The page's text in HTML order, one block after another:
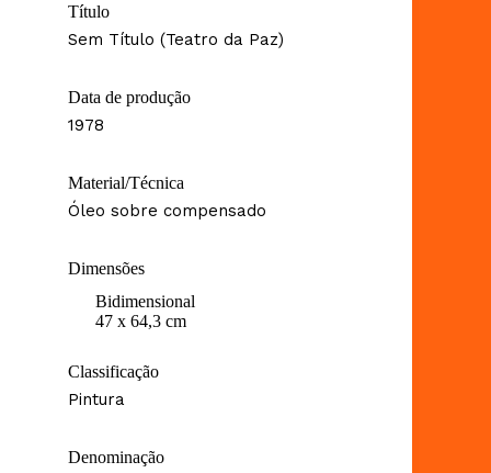
Título
Sem Título (Teatro da Paz)
Data de produção
1978
Material/Técnica
Óleo sobre compensado
Dimensões
Bidimensional
47 x 64,3 cm
Classificação
Pintura
Denominação